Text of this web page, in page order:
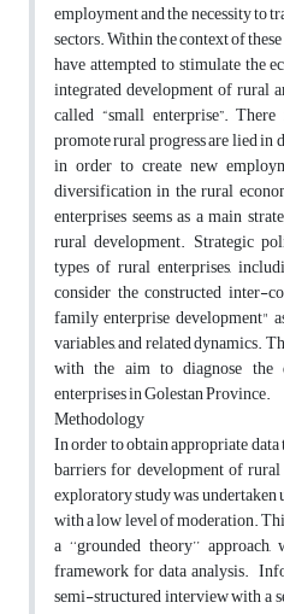
employment and the necessity to
sectors. Within the context of
have attempted to stimulate the
integrated development of rural
called “small enterprise”.
promote rural progress are lied
in order to create new
diversification in the rural
enterprises seems as a main
rural development. Strategic
types of rural enterprises,
consider the constructed inter-
family enterprise development"
variables, and related dynamics.
with the aim to diagnose
enterprises in Golestan Province.
Methodology
In order to obtain appropriate
barriers for development of
exploratory study was
with a low level of moderation.
a ‘‘grounded theory’’
framework for data analysis.
semi-structured interview with a